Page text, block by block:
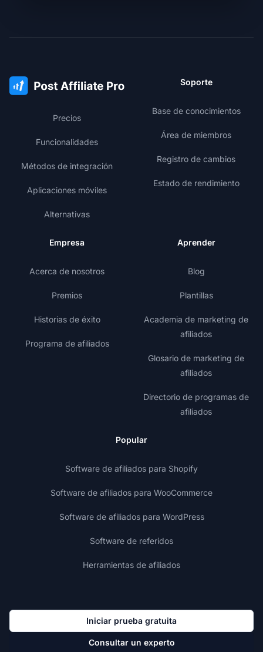
Precios
Funcionalidades
Métodos de integración
Aplicaciones móviles
Alternativas
Soporte
Base de conocimientos
Área de miembros
Registro de cambios
Estado de rendimiento
Empresa
Acerca de nosotros
Premios
Historias de éxito
Programa de afiliados
Aprender
Blog
Plantillas
Academia de marketing de
afiliados
Glosario de marketing de
afiliados
Directorio de programas de
afiliados
Popular
Software de afiliados para Shopify
Software de afiliados para WooCommerce
Software de afiliados para WordPress
Software de referidos
Herramientas de afiliados
Iniciar prueba gratuita
Consultar un experto